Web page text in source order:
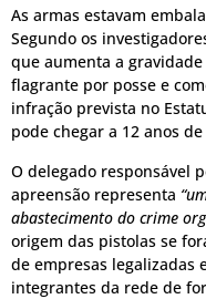
As armas estavam
Segundo os
que aumenta a
flagrante por posse e
infração prevista no
pode chegar a 12 anos
O delegado responsável
apreensão representa
abastecimento do crime
origem das pistolas se
de empresas
integrantes da rede de